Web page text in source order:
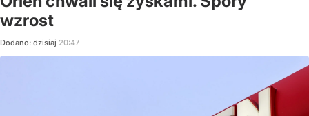
wzrost
Dodano: dzisiaj 20:47